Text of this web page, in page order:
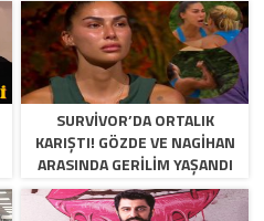
SURVIVOR’DA ORTALIK
KARIŞTI! GÖZDE VE NAGIHAN
ARASINDA GERILIM YAŞANDI